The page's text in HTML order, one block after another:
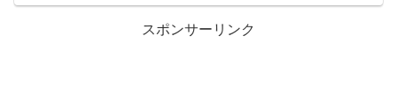
スポンサーリンク